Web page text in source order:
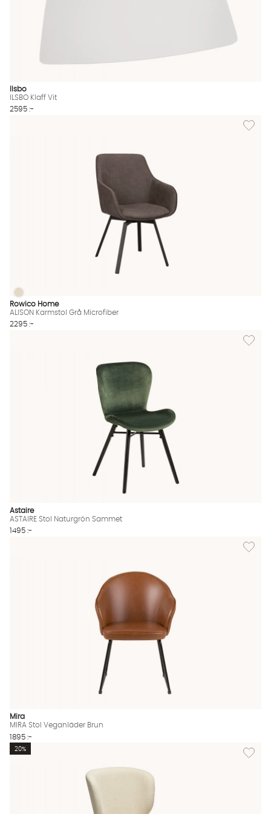
Ilsbo
ILSBO Klaff Vit
2595 :-
Lägg
ALISON Karmstol Grå Microfiber Finns även i dessa färger:
ALISON Karmstol Grå Microfiber
Rowico Home
ALISON Karmstol Grå Microfiber
2295 :-
Lägg
Astaire
ASTAIRE Stol Naturgrön Sammet
1495 :-
Lägg
Mira
MIRA Stol Veganläder Brun
1895 :-
Lägg
20%